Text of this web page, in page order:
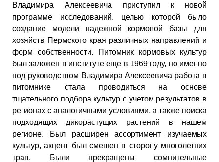
Владимира Алексеевича приступил к новой
программе исследований, целью которой было
создание модели надежной кормовой базы для
хозяйств Пермского края различных направлений и
форм собственности. Питомник кормовых культур
был заложен в институте еще в 1969 году, но именно
под руководством Владимира Алексеевича работа в
питомнике стала проводиться на основе
тщательного подбора культур с учетом результатов в
регионах с аналогичными условиями, а также поиска
подходящих дикорастущих растений в нашем
регионе. Был расширен ассортимент изучаемых
культур, акцент был смещен в сторону многолетних
трав. Были прекращены сомнительные